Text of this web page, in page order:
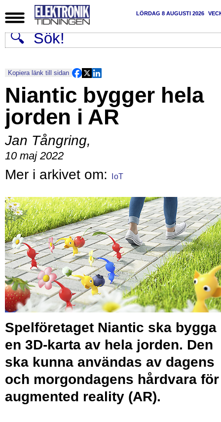
LÖRDAG 8 AUGUSTI 2026
Kopiera länk till sidan
Niantic bygger hela
jorden i AR
Jan Tångring,
10 maj 2022
IoT
Spelföretaget Niantic ska bygga
en 3D-karta av hela jorden. Den
ska kunna användas av dagens
och morgondagens hårdvara för
augmented reality (AR).